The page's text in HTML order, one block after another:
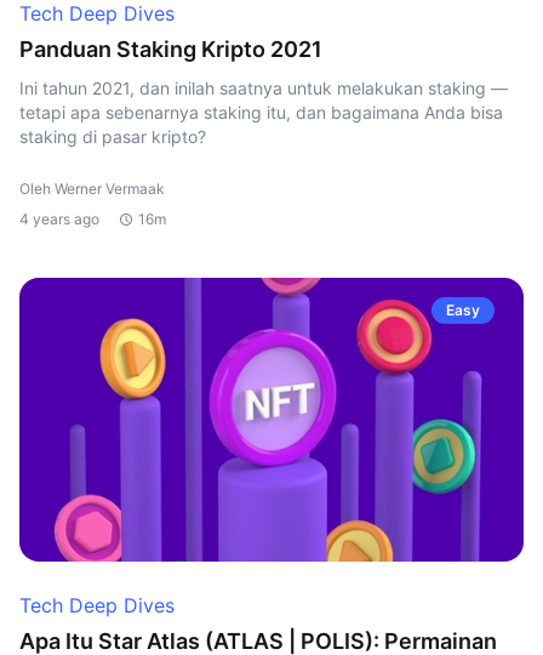
Tech Deep Dives
Panduan Staking Kripto 2021
Ini tahun 2021, dan inilah saatnya untuk melakukan staking —
tetapi apa sebenarnya staking itu, dan bagaimana Anda bisa
staking di pasar kripto?
Oleh Werner Vermaak
4 years ago
16m
Easy
Tech Deep Dives
Apa Itu Star Atlas (ATLAS | POLIS): Permainan